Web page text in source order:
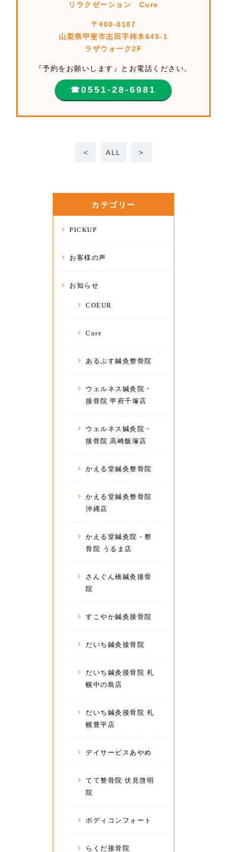
リラクゼーション Cure
〒400-0107
山梨県甲斐市志田字柿木645-1
ラザウォーク2F
『予約をお願いします』とお電話ください。
☎︎0551-28-6981
< ALL >
カテゴリー
PICKUP
お客様の声
お知らせ
COEUR
Cure
あるぷす鍼灸整骨院
ウェルネス鍼灸院・
接骨院 甲府千塚店
ウェルネス鍼灸院・
接骨院 高崎飯塚店
かえる堂鍼灸整骨院
かえる堂鍼灸整骨院
沖縄店
かえる堂鍼灸院・整
骨院 うるま店
さんぐん橋鍼灸接骨
院
すこやか鍼灸接骨院
だいち鍼灸接骨院
だいち鍼灸接骨院 札
幌中の島店
だいち鍼灸接骨院 札
幌豊平店
デイサービスあやめ
てて整骨院 伏見啓明
院
ボディコンフォート
らくだ接骨院